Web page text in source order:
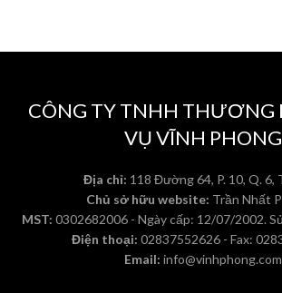
CÔNG TY TNHH THƯƠNG
VỤ VĨNH PHONG
Địa chỉ: 118 Đường 64, P. 10, Q. 6,
Chủ sở hữu website: Trần Nhất
MST: 0302682006 - Ngày cấp: 12/07/2002.
Điện thoại: 02837552626 - Fax:
Email: info@vinhphong.com